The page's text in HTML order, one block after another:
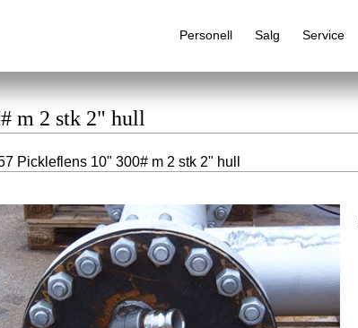
Personell Salg Service
Alfabetisk produktregister
m 2 stk 2" hull
Pickleflens 10" 300# m 2 stk 2" hull